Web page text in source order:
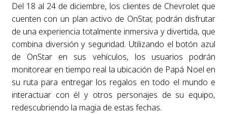
Del 18 al 24 de diciembre, los clientes de Chevrolet que
cuenten con un plan activo de OnStar, podrán disfrutar
de una experiencia totalmente inmersiva y divertida, que
combina diversión y seguridad. Utilizando el botón azul
de OnStar en sus vehículos, los usuarios podrán
monitorear en tiempo real la ubicación de Papá Noel en
su ruta para entregar los regalos en todo el mundo e
interactuar con él y otros personajes de su equipo,
redescubriendo la magia de estas fechas.